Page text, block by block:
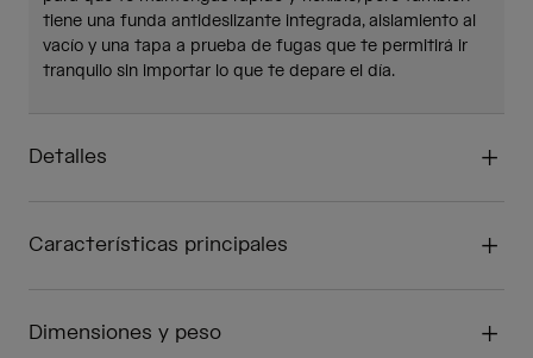
tiene una funda antideslizante integrada, aislamiento al
vacío y una tapa a prueba de fugas que te permitirá ir
tranquilo sin importar lo que te depare el día.
Detalles
Características principales
Dimensiones y peso